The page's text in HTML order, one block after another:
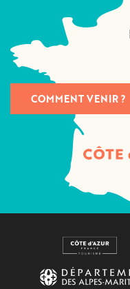
COMMENT VENIR ?